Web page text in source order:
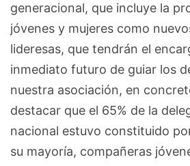
generacional, que incluye la
jóvenes y mujeres como
lideresas, que tendrán el
inmediato futuro de guiar los
nuestra asociación, en
destacar que el 65% de la
nacional estuvo constituido
su mayoría, compañeras